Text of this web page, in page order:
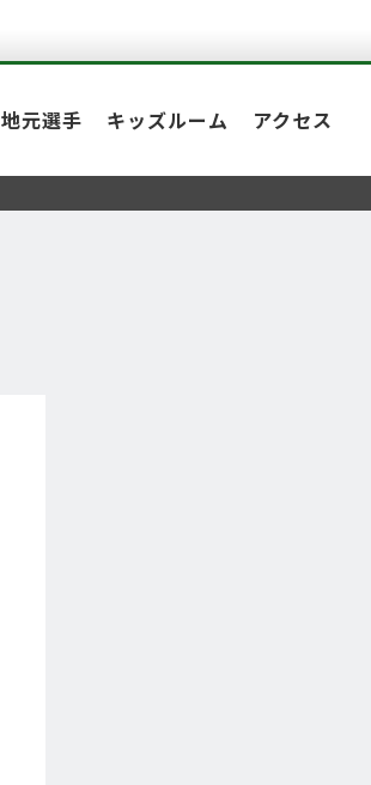
地元選手 キッズルーム アクセス